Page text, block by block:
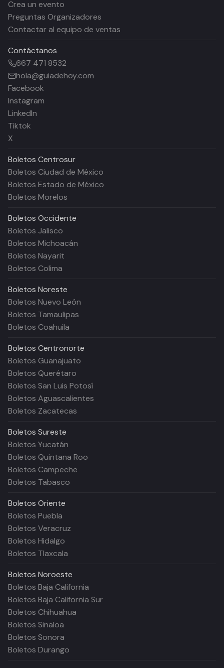
Crea un evento
Preguntas Organizadores
Contactar al equipo de ventas
Contáctanos
667 471 8532
hola@guiadehoy.com
Facebook
Instagram
LinkedIn
Tiktok
X
Boletos Centrosur
Boletos Ciudad de México
Boletos Estado de México
Boletos Morelos
Boletos Occidente
Boletos Jalisco
Boletos Michoacán
Boletos Nayarit
Boletos Colima
Boletos Noreste
Boletos Nuevo León
Boletos Tamaulipas
Boletos Coahuila
Boletos Centronorte
Boletos Guanajuato
Boletos Querétaro
Boletos San Luis Potosí
Boletos Aguascalientes
Boletos Zacatecas
Boletos Sureste
Boletos Yucatán
Boletos Quintana Roo
Boletos Campeche
Boletos Tabasco
Boletos Oriente
Boletos Puebla
Boletos Veracruz
Boletos Hidalgo
Boletos Tlaxcala
Boletos Noroeste
Boletos Baja California
Boletos Baja California Sur
Boletos Chihuahua
Boletos Sinaloa
Boletos Sonora
Boletos Durango